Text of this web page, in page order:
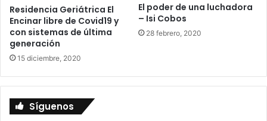
Residencia Geriátrica El
Encinar libre de Covid19 y
con sistemas de última
generación
15 diciembre, 2020
El poder de una luchadora
– Isi Cobos
28 febrero, 2020
Síguenos